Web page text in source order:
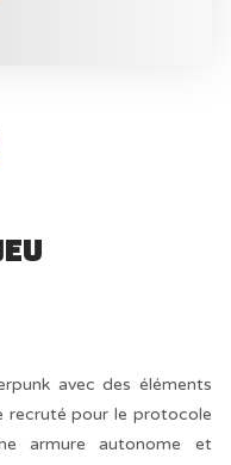
avec des éléments
recruté pour le protocole
armure autonome et